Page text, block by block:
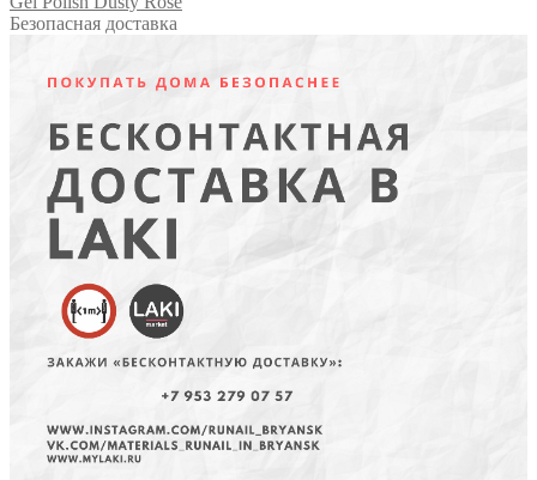
Безопасная доставка